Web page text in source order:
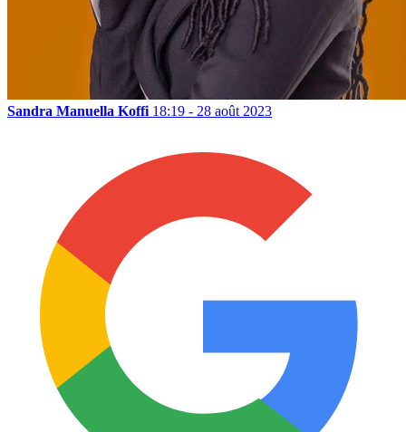
Sandra Manuella Koffi 18:19 - 28 août 2023